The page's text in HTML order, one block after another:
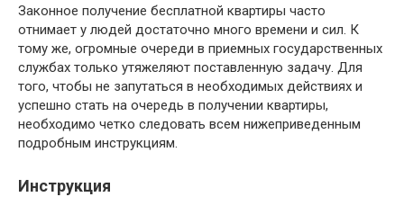
Законное получение бесплатной квартиры часто
отнимает у людей достаточно много времени и сил. К
тому же, огромные очереди в приемных государственных
службах только утяжеляют поставленную задачу. Для
того, чтобы не запутаться в необходимых действиях и
успешно стать на очередь в получении квартиры,
необходимо четко следовать всем нижеприведенным
подробным инструкциям.
Инструкция